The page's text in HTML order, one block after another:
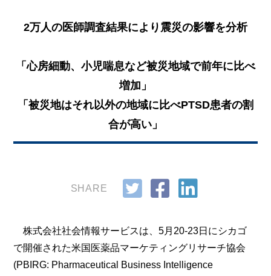
2万人の医師調査結果により震災の影響を分析
「心房細動、小児喘息など被災地域で前年に比べ
増加」
「被災地はそれ以外の地域に比べPTSD患者の割
合が高い」
SHARE
株式会社社会情報サービスは、5月20-23日にシカゴ
で開催された米国医薬品マーケティングリサーチ協会
(PBIRG: Pharmaceutical Business Intelligence